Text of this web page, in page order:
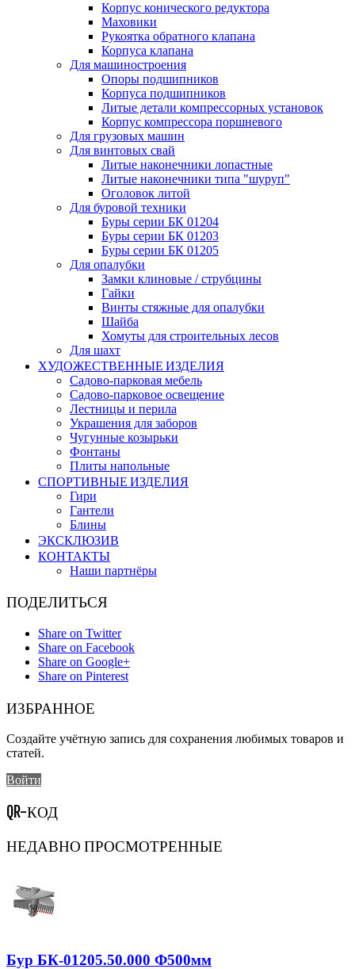
Корпус конического редуктора
Маховики
Рукоятка обратного клапана
Корпуса клапана
Для машиностроения
Опоры подшипников
Корпуса подшипников
Литые детали компрессорных установок
Корпус компрессора поршневого
Для грузовых машин
Для винтовых свай
Литые наконечники лопастные
Литые наконечники типа "шуруп"
Оголовок литой
Для буровой техники
Буры серии БК 01204
Буры серии БК 01203
Буры серии БК 01205
Для опалубки
Замки клиновые / струбцины
Гайки
Винты стяжные для опалубки
Шайба
Хомуты для строительных лесов
Для шахт
ХУДОЖЕСТВЕННЫЕ ИЗДЕЛИЯ
Садово-парковая мебель
Садово-парковое освещение
Лестницы и перила
Украшения для заборов
Чугунные козырьки
Фонтаны
Плиты напольные
СПОРТИВНЫЕ ИЗДЕЛИЯ
Гири
Гантели
Блины
ЭКСКЛЮЗИВ
КОНТАКТЫ
Наши партнёры
ПОДЕЛИТЬСЯ
Share on Twitter
Share on Facebook
Share on Google+
Share on Pinterest
ИЗБРАННОЕ
Создайте учётную запись для сохранения любимых товаров и
статей.
Войти
QR-КОД
НЕДАВНО ПРОСМОТРЕННЫЕ
Бур БК-01205.50.000 Ф500мм